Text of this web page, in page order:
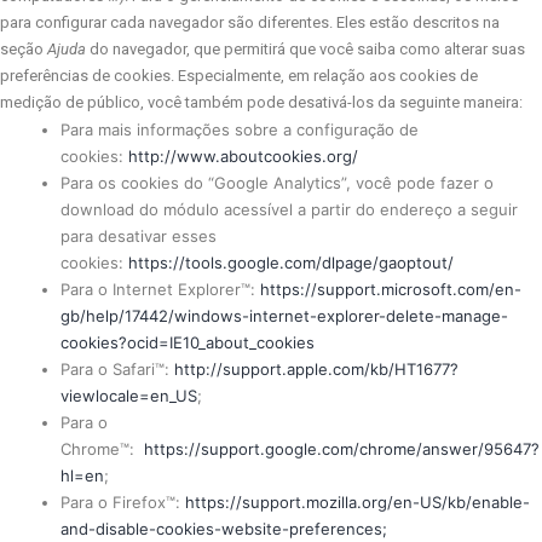
para configurar cada navegador são diferentes. Eles estão descritos na
seçãoAjuda do navegador, que permitirá que você saiba como alterar suas
preferências de cookies. Especialmente, em relação aos cookies de
medição de público, você também pode desativá-los da seguinte maneira:
Para mais informações sobre a configuração de
cookies: http://www.aboutcookies.org/
Para os cookies do “Google Analytics”, você pode fazer o
download do módulo acessível a partir do endereço a seguir
para desativar esses
cookies: https://tools.google.com/dlpage/gaoptout/
Para o Internet Explorer™: https://support.microsoft.com/en-
gb/help/17442/windows-internet-explorer-delete-manage-
cookies?ocid=IE10_about_cookies
Para o Safari™: http://support.apple.com/kb/HT1677?
viewlocale=en_US;
Para o
Chrome™:
https://support.google.com/chrome/answer/95647?
hl=en;
Para o Firefox™: https://support.mozilla.org/en-US/kb/enable-
and-disable-cookies-website-preferences;